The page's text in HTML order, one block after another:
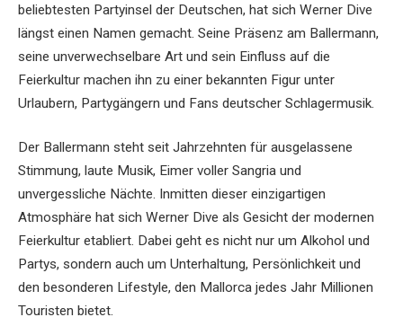
beliebtesten Partyinsel der Deutschen, hat sich Werner Dive
längst einen Namen gemacht. Seine Präsenz am Ballermann,
seine unverwechselbare Art und sein Einfluss auf die
Feierkultur machen ihn zu einer bekannten Figur unter
Urlaubern, Partygängern und Fans deutscher Schlagermusik.
Der Ballermann steht seit Jahrzehnten für ausgelassene
Stimmung, laute Musik, Eimer voller Sangria und
unvergessliche Nächte. Inmitten dieser einzigartigen
Atmosphäre hat sich Werner Dive als Gesicht der modernen
Feierkultur etabliert. Dabei geht es nicht nur um Alkohol und
Partys, sondern auch um Unterhaltung, Persönlichkeit und
den besonderen Lifestyle, den Mallorca jedes Jahr Millionen
Touristen bietet.